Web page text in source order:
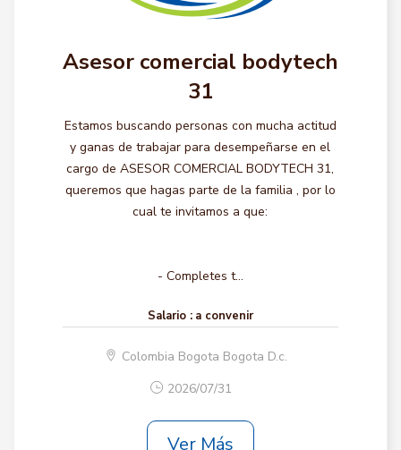
Asesor comercial bodytech
31
Estamos buscando personas con mucha actitud
y ganas de trabajar para desempeñarse en el
cargo de ASESOR COMERCIAL BODYTECH 31,
queremos que hagas parte de la familia , por lo
cual te invitamos a que:
- Completes t...
Salario : a convenir
Colombia Bogota Bogota D.c.
2026/07/31
Ver Más